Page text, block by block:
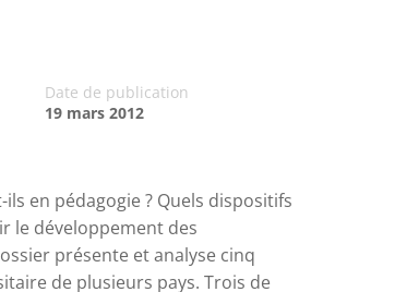
Date de publication
19 mars 2012
en pédagogie ? Quels dispositifs
le développement des
présente et analyse cinq
de plusieurs pays. Trois de